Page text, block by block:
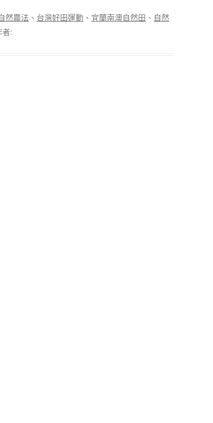
然農法 、 台灣好田運動 、 宜蘭南澳自然田 、 自然
者: